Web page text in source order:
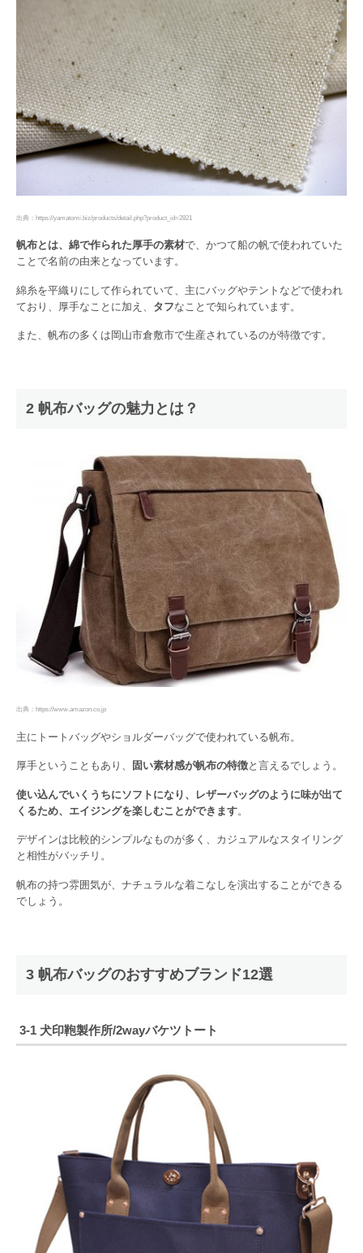
出典：https://yamatomi.biz/products/detail.php?product_id=2821
帆布とは、綿で作られた厚手の素材で、かつて船の帆で使われていた
ことで名前の由来となっています。
綿糸を平織りにして作られていて、主にバッグやテントなどで使われ
ており、厚手なことに加え、 タフなことで知られています。
また、帆布の多くは岡山市倉敷市で生産されているのが特徴です。
2 帆布バッグの魅力とは？
出典：https://www.amazon.co.jp
主にトートバッグやショルダーバッグで使われている帆布。
厚手ということもあり、 固い素材感が帆布の特徴と言えるでしょう。
使い込んでいくうちにソフトになり、レザーバッグのように味が出て
くるため、エイジングを楽しむことができます。
デザインは比較的シンプルなものが多く、カジュアルなスタイリング
と相性がバッチリ。
帆布の持つ雰囲気が、ナチュラルな着こなしを演出することができる
でしょう。
3 帆布バッグのおすすめブランド12選
3-1 犬印鞄製作所/2wayバケツトート